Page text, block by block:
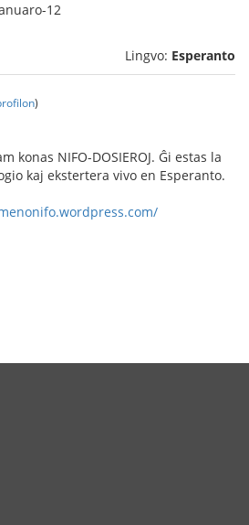
12
Lingvo: Esperanto
)
konas NIFO-DOSIEROJ. Ĝi estas la
kaj ekstertera vivo en Esperanto.